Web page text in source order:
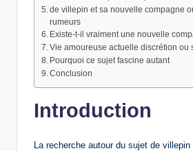
de villepin et sa nouvelle compagne
rumeurs
Existe-t-il vraiment une nouvelle
Vie amoureuse actuelle discrétion ou
Pourquoi ce sujet fascine autant
Conclusion
Introduction
La recherche autour du sujet de